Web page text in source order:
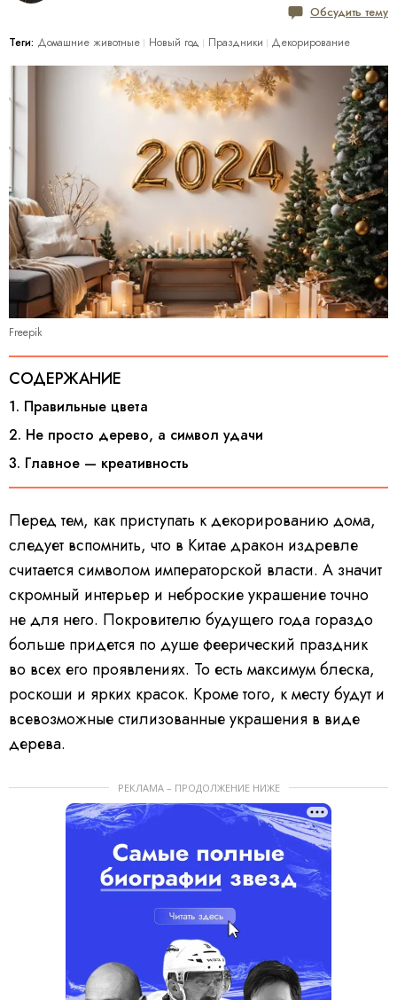
Обсудить тему
Теги: Домашние животные Новый год Праздники Декорирование
Freepik
СОДЕРЖАНИЕ
1. Правильные цвета
2. Не просто дерево, а символ удачи
3. Главное — креативность
Перед тем, как приступать к декорированию дома,
следует вспомнить, что в Китае дракон издревле
считается символом императорской власти. А значит
скромный интерьер и неброские украшение точно
не для него. Покровителю будущего года гораздо
больше придется по душе феерический праздник
во всех его проявлениях. То есть максимум блеска,
роскоши и ярких красок. Кроме того, к месту будут и
всевозможные стилизованные украшения в виде
дерева.
РЕКЛАМА – ПРОДОЛЖЕНИЕ НИЖЕ